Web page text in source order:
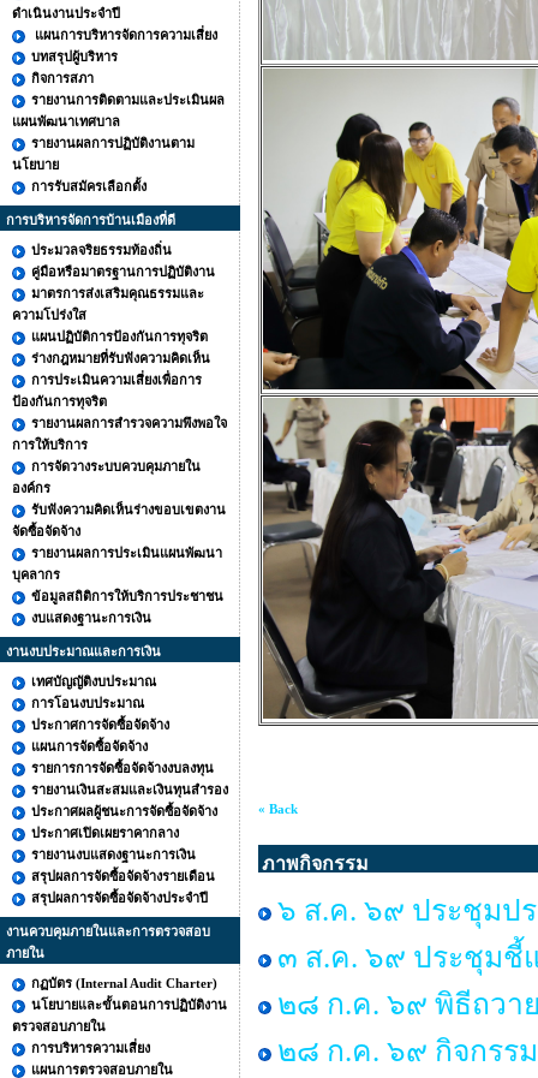
ดำเนินงานประจำปี
แผนการบริหารจัดการความเสี่ยง
บทสรุปผู้บริหาร
กิจการสภา
รายงานการติดตามและประเมินผล
แผนพัฒนาเทศบาล
รายงานผลการปฏิบัติงานตาม
นโยบาย
การรับสมัครเลือกตั้ง
การบริหารจัดการบ้านเมืองที่ดี
ประมวลจริยธรรมท้องถิ่น
คู่มือหรือมาตรฐานการปฏิบัติงาน
มาตรการส่งเสริมคุณธรรมและ
ความโปร่งใส
แผนปฏิบัติการป้องกันการทุจริต
ร่างกฎหมายที่รับฟังความคิดเห็น
การประเมินความเสี่ยงเพื่อการ
ป้องกันการทุจริต
รายงานผลการสำรวจความพึงพอใจ
การให้บริการ
การจัดวางระบบควบคุมภายใน
องค์กร
รับฟังความคิดเห็นร่างขอบเขตงาน
จัดซื้อจัดจ้าง
รายงานผลการประเมินแผนพัฒนา
บุคลากร
ข้อมูลสถิติการให้บริการประชาชน
งบแสดงฐานะการเงิน
งานงบประมาณและการเงิน
เทศบัญญัติงบประมาณ
การโอนงบประมาณ
ประกาศการจัดซื้อจัดจ้าง
แผนการจัดซื้อจัดจ้าง
รายการการจัดซื้อจัดจ้างงบลงทุน
รายงานเงินสะสมและเงินทุนสำรอง
ประกาศผลผู้ชนะการจัดซื้อจัดจ้าง
ประกาศเปิดเผยราคากลาง
รายงานงบแสดงฐานะการเงิน
สรุปผลการจัดซื้อจัดจ้างรายเดือน
สรุปผลการจัดซื้อจัดจ้างประจำปี
งานควบคุมภายในและการตรวจสอบ
ภายใน
กฏบัตร (Internal Audit Charter)
นโยบายและขั้นตอนการปฏิบัติงาน
ตรวจสอบภายใน
การบริหารความเสี่ยง
แผนการตรวจสอบภายใน
« Back
ภาพกิจกรรม
๖ ส.ค. ๖๙ ประชุมป
๓ ส.ค. ๖๙ ประชุมชี้
๒๘ ก.ค. ๖๙ พิธีถวา
๒๘ ก.ค. ๖๙ กิจกรร